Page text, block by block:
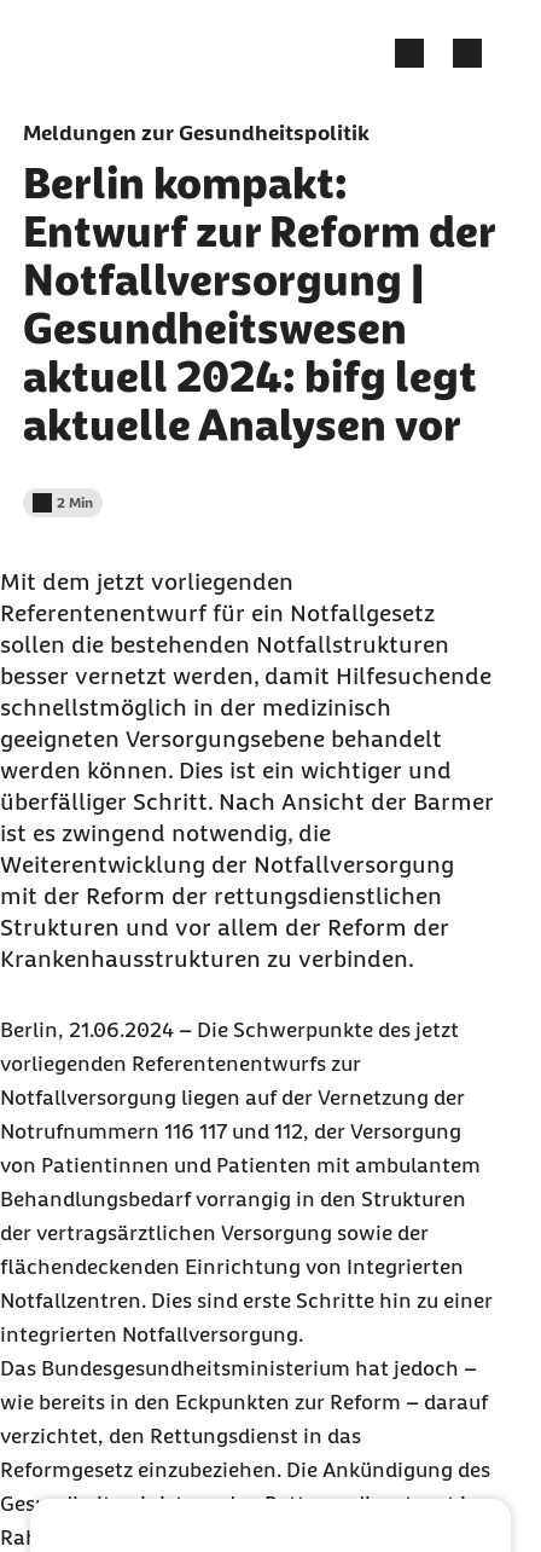
Meldungen zur Gesundheitspolitik
Berlin kompakt:
Entwurf zur Reform der
Notfallversorgung |
Gesundheitswesen
aktuell 2024: bifg legt
aktuelle Analysen vor
Lesedauer weniger als
2 Min
Mit dem jetzt vorliegenden
Referentenentwurf für ein Notfallgesetz
sollen die bestehenden Notfallstrukturen
besser vernetzt werden, damit Hilfesuchende
schnellstmöglich in der medizinisch
geeigneten Versorgungsebene behandelt
werden können. Dies ist ein wichtiger und
überfälliger Schritt. Nach Ansicht der Barmer
ist es zwingend notwendig, die
Weiterentwicklung der Notfallversorgung
mit der Reform der rettungsdienstlichen
Strukturen und vor allem der Reform der
Krankenhausstrukturen zu verbinden.
Berlin, 21.06.2024 – Die Schwerpunkte des jetzt
vorliegenden Referentenentwurfs zur
Notfallversorgung liegen auf der Vernetzung der
Notrufnummern 116 117 und 112, der Versorgung
von Patientinnen und Patienten mit ambulantem
Behandlungsbedarf vorrangig in den Strukturen
der vertragsärztlichen Versorgung sowie der
flächendeckenden Einrichtung von Integrierten
Notfallzentren. Dies sind erste Schritte hin zu einer
integrierten Notfallversorgung.
Das Bundesgesundheitsministerium hat jedoch –
wie bereits in den Eckpunkten zur Reform – darauf
verzichtet, den Rettungsdienst in das
Reformgesetz einzubeziehen. Die Ankündigung des
Gesundheitsministers, den Rettungsdienst erst im
Rahmen des parlamentarischen Prozesses in das